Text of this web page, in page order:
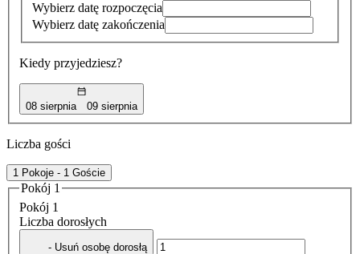
Wybierz datę rozpoczęcia
Wybierz datę zakończenia
Kiedy przyjedziesz?
08 sierpnia 09 sierpnia
Liczba gości
1 Pokoje - 1 Goście
Pokój 1
Pokój 1
Liczba dorosłych
- Usuń osobę dorosłą